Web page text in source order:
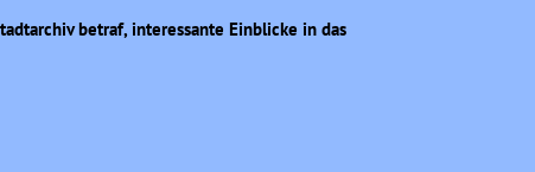
betraf, interessante Einblicke in das